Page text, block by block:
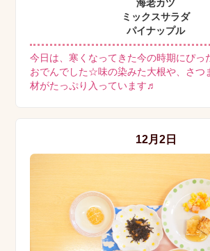
海老カツ
ミックスサラダ
パイナップル
今日は、寒くなってきた今の時期にぴっ
おでんでした☆味の染みた大根や、さつ
材がたっぷり入っています♬
12月2日